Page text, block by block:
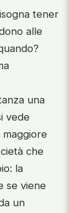
tener
alle
una
vede
che
la
se viene
un